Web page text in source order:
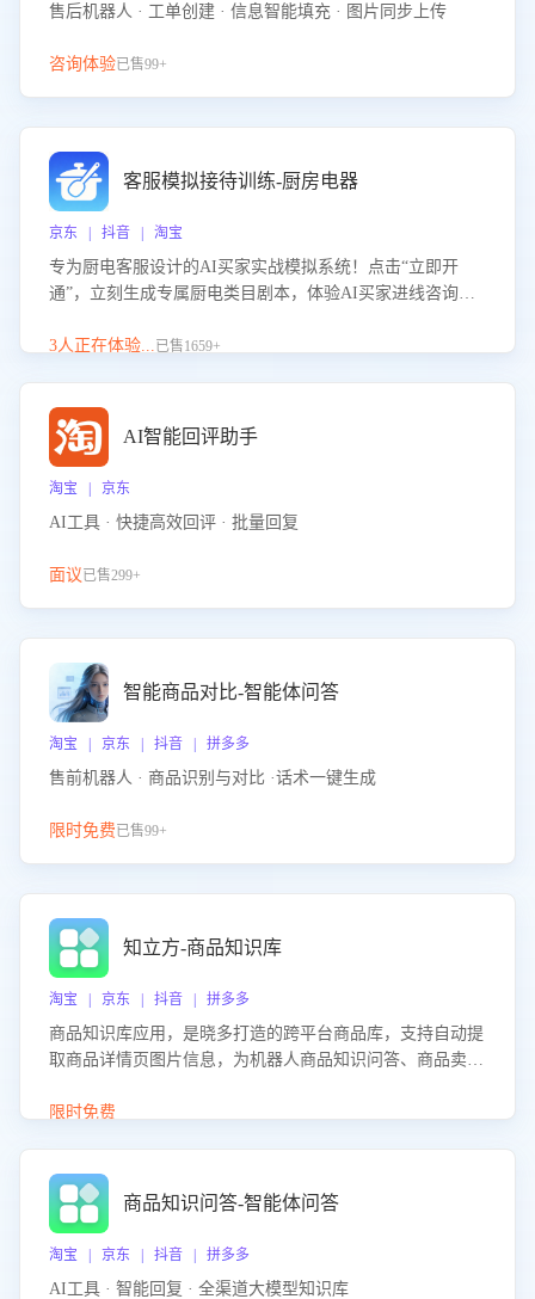
售后机器人 · 工单创建 · 信息智能填充 · 图片同步上传
咨询体验已售99+
客服模拟接待训练-厨房电器
京东 | 抖音 | 淘宝
专为厨电客服设计的AI买家实战模拟系统！点击“立即开
通”，立刻生成专属厨电类目剧本，体验AI买家进线咨询真
实场景应对技巧！
3人正在体验...已售1659+
AI智能回评助手
淘宝 | 京东
AI工具 · 快捷高效回评 · 批量回复
面议已售299+
智能商品对比-智能体问答
淘宝 | 京东 | 抖音 | 拼多多
售前机器人 · 商品识别与对比 ·话术一键生成
限时免费已售99+
知立方-商品知识库
淘宝 | 京东 | 抖音 | 拼多多
商品知识库应用，是晓多打造的跨平台商品库，支持自动提
取商品详情页图片信息，为机器人商品知识问答、商品卖点
限时免费
商品知识问答-智能体问答
淘宝 | 京东 | 抖音 | 拼多多
AI工具 · 智能回复 · 全渠道大模型知识库